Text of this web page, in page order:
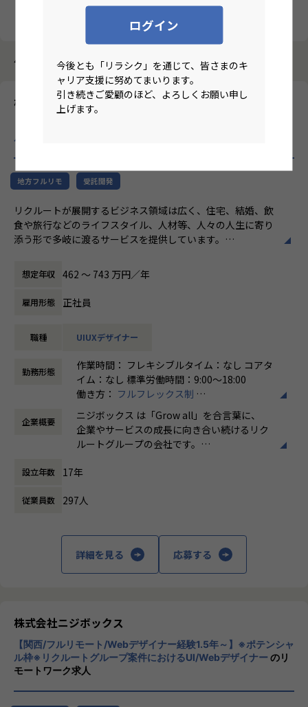
ログイン
今後とも「リラシク」を通じて、皆さまのキ
ャリア支援に努めてまいります。
引き続きご愛顧のほど、よろしくお願い申し
上げます。
4184件中 2871件～2880件
株式会社ニジボックス
ループ案件におけるUIデザイナー
地方フルリモ 受託開発
リクルートが展開するビジネス領域は広く、住宅、結婚、飲
食や旅行などのライフスタイル、人材等、人々の人生に寄り
添う形で多岐に渡るサービスを提供しています。
やゼクシィ、ホットペッパー、 じゃらん、リクナビな
どの国内最大級のメディアに携わるデザイナーを募集してい
ます。
企画責任者やディレクター、UXデザイナー、フロントエンジ
めABテストなどの施策結果も踏まえ、デザイン面からサービ
スの改善を提案、実施
-デザイン制作(使用ツール例：figma、Sketch、Adobe X
D、Photoshopなど)
品質チェック
施策のリリース後は、企画責任者と共に効果測定を実施
現場ではただ指示された業務を行うのではなく、プロジェク
うべきか？施策を実施することで本当にKPIが達成できるの
約4,500万人規模のユーザを抱える大規模なメディアを通し
て業務を経験することは、個人として今後のキャリアアップ
にも繋げていただける大きな成長機会です。
入社後はグループ内でのサポートに加え、共有会や勉強会を
通じてさらにスキルアップをしていくことができる体制が整
っています。
想定年収 462 〜 743 万円／年
雇用形態 正社員
職種 UIUXデザイナー
勤務形態
作業時間： フレキシブルタイム：なし コアタ
イム：なし 標準労働時間：9:00〜18:00
働き方： フルフレックス制
時間外労働の有無： 有（月平均5時間～10時
間）
休憩時間： 60分
企業概要
ニジボックス は「Grow all」を合言葉に、
企業やサービスの成長に向き合い続けるリク
ルートグループの会社です。
ングなどを通じて、お客様のビジネスに伴走
私たちはこの言葉を企業のVisionとしていま
す。
とらえること。
期待を大きく超える新たな価値を共に創り出
すこと。皆さまがサービスの成長を志したと
きに、
真っ先にニジボックスを思い浮かべていただ
けることを目指しています。
設立年数 17年
従業員数 297人
詳細を見る 応募する
株式会社ニジボックス
【関西/フルリモート/Webデザイナー経験1.5年～】※ポテンシャ
ル枠※リクルートグループ案件におけるUI/Webデザイナーのリ
モートワーク求人